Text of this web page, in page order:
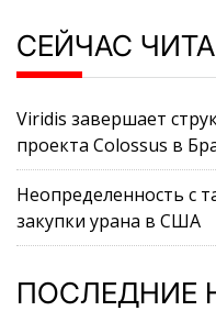
СЕЙЧАС
Viridis завершает
проекта Colossus в
Неопределенность с
закупки урана в США
ПОСЛЕДНИЕ